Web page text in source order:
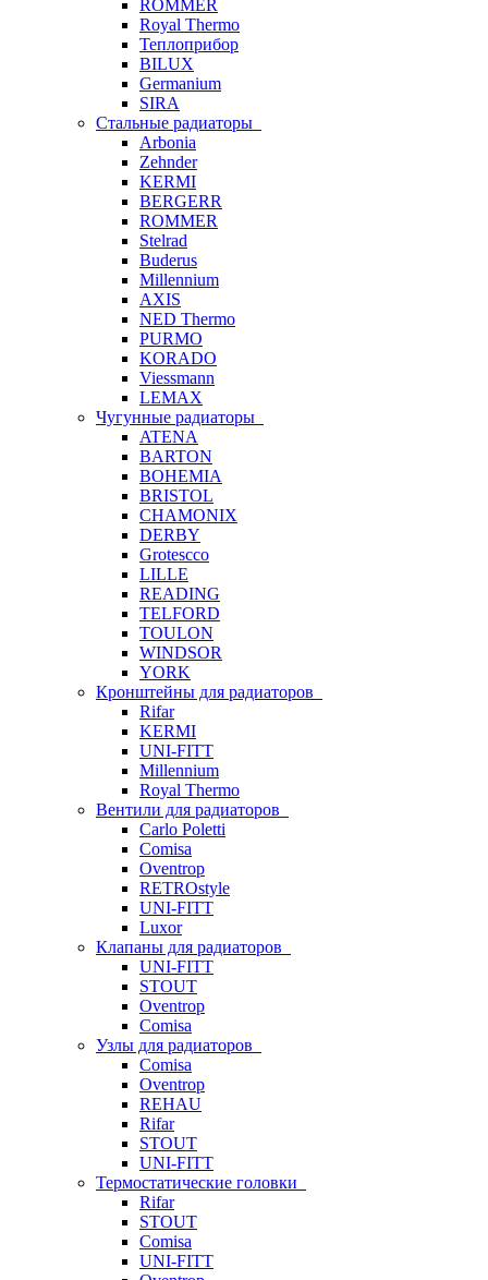
ROMMER
Royal Thermo
Теплоприбор
BILUX
Germanium
SIRA
Стальные радиаторы
Arbonia
Zehnder
KERMI
BERGERR
ROMMER
Stelrad
Buderus
Millennium
AXIS
NED Thermo
PURMO
KORADO
Viessmann
LEMAX
Чугунные радиаторы
ATENA
BARTON
BOHEMIA
BRISTOL
CHAMONIX
DERBY
Grotescco
LILLE
READING
TELFORD
TOULON
WINDSOR
YORK
Кронштейны для радиаторов
Rifar
KERMI
UNI-FITT
Millennium
Royal Thermo
Вентили для радиаторов
Carlo Poletti
Comisa
Oventrop
RETROstyle
UNI-FITT
Luxor
Клапаны для радиаторов
UNI-FITT
STOUT
Oventrop
Comisa
Узлы для радиаторов
Comisa
Oventrop
REHAU
Rifar
STOUT
UNI-FITT
Термостатические головки
Rifar
STOUT
Comisa
UNI-FITT